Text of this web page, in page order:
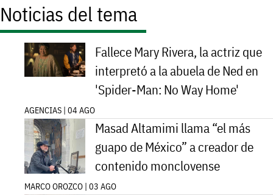
Noticias del tema
Fallece Mary Rivera, la actriz que
interpretó a la abuela de Ned en
'Spider-Man: No Way Home'
AGENCIAS | 04 AGO
Masad Altamimi llama “el más
guapo de México” a creador de
contenido monclovense
MARCO OROZCO | 03 AGO